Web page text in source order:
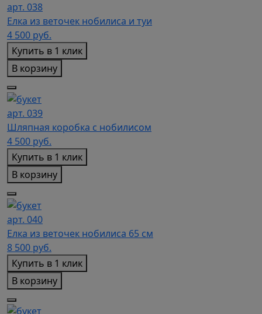
арт. 038
Елка из веточек нобилиса и туи
4 500 руб.
Купить в 1 клик
В корзину
арт. 039
Шляпная коробка с нобилисом
4 500 руб.
Купить в 1 клик
В корзину
арт. 040
Елка из веточек нобилиса 65 см
8 500 руб.
Купить в 1 клик
В корзину